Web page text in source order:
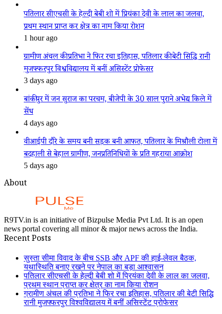
पतिलार सीएचसी के हेल्दी बेबी शो में प्रियंका देवी के लाल का जलवा,
प्रथम स्थान प्राप्त कर क्षेत्र का नाम किया रोशन
1 hour ago
ग्रामीण अंचल की प्रतिभा ने फिर रचा इतिहास, पतिलार की बेटी सिद्धि रानी
मुजफ्फरपुर विश्वविद्यालय में बनीं असिस्टेंट प्रोफेसर
3 days ago
बांकीपुर में जन सुराज का परचम, बीजेपी के 30 साल पुराने अभेद्य किले में
सेंध
4 days ago
वीआईपी दौरे के समय बनी सड़क बनी आफत, पतिलार के मिश्रौली टोला में
बदहाली से बेहाल ग्रामीण, जनप्रतिनिधियों के प्रति गहराया आक्रोश
5 days ago
About
R9TV.in is an initiative of Bizpulse Media Pvt Ltd. It is an open
news portal covering all minor & major news across the India.
Recent Posts
सुस्ता सीमा विवाद के बीच SSB और APF की हाई-लेवल बैठक,
यथास्थिति बनाए रखने पर नेपाल का बड़ा आश्वासन
पतिलार सीएचसी के हेल्दी बेबी शो में प्रियंका देवी के लाल का जलवा,
प्रथम स्थान प्राप्त कर क्षेत्र का नाम किया रोशन
ग्रामीण अंचल की प्रतिभा ने फिर रचा इतिहास, पतिलार की बेटी सिद्धि
रानी मुजफ्फरपुर विश्वविद्यालय में बनीं असिस्टेंट प्रोफेसर